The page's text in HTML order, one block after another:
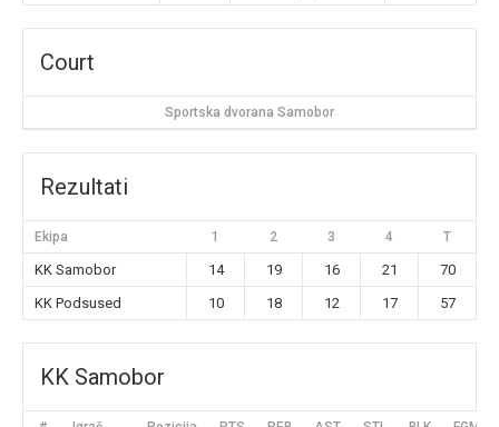
Court
Sportska dvorana Samobor
Rezultati
Ekipa 1 2 3 4 T
KK Samobor 14 19 16 21
70
KK Podsused
10 18 12 17 57
KK Samobor